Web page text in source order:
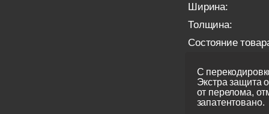
Ширина:
Толщина:
Состояние
С
Экстра защита
от перелома,
запатентовано.